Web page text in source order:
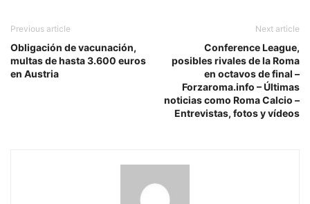
Previous article
Obligación de vacunación,
multas de hasta 3.600 euros
en Austria
Next article
Conference League,
posibles rivales de la Roma
en octavos de final –
Forzaroma.info – Últimas
noticias como Roma Calcio –
Entrevistas, fotos y vídeos